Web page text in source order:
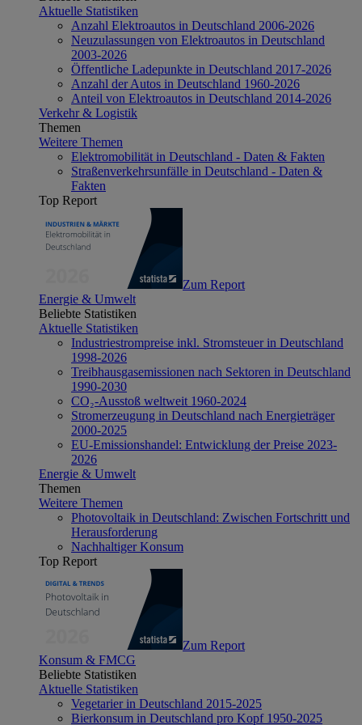
Aktuelle Statistiken
Anzahl Elektroautos in Deutschland 2006-2026
Neuzulassungen von Elektroautos in Deutschland
2003-2026
Öffentliche Ladepunkte in Deutschland 2017-2026
Anzahl der Autos in Deutschland 1960-2026
Anteil von Elektroautos in Deutschland 2014-2026
Verkehr & Logistik
Themen
Weitere Themen
Elektromobilität in Deutschland - Daten & Fakten
Straßenverkehrsunfälle in Deutschland - Daten &
Fakten
Top Report
Zum Report
Energie & Umwelt
Beliebte Statistiken
Aktuelle Statistiken
Industriestrompreise inkl. Stromsteuer in Deutschland
1998-2026
Treibhausgasemissionen nach Sektoren in Deutschland
1990-2030
CO₂-Ausstoß weltweit 1960-2024
Stromerzeugung in Deutschland nach Energieträger
2000-2025
EU-Emissionshandel: Entwicklung der Preise 2023-
2026
Energie & Umwelt
Themen
Weitere Themen
Photovoltaik in Deutschland: Zwischen Fortschritt und
Herausforderung
Nachhaltiger Konsum
Top Report
Zum Report
Konsum & FMCG
Beliebte Statistiken
Aktuelle Statistiken
Vegetarier in Deutschland 2015-2025
Bierkonsum in Deutschland pro Kopf 1950-2025